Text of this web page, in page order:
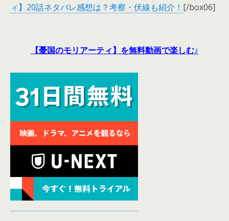
ィ】20話ネタバレ感想は？考察・伏線も紹介！ [/box06]
【憂国のモリアーティ】を無料動画で楽しむ♪